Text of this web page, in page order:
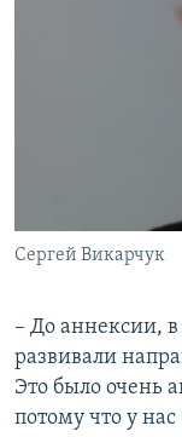
Сергей Викарчук
– До аннексии,
развивали
Это было очень
потому что у